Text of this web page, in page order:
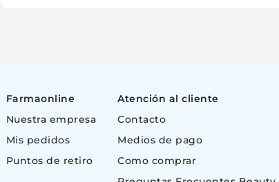
Farmaonline
Nuestra empresa
Mis pedidos
Puntos de retiro
Atención al cliente
Contacto
Medios de pago
Como comprar